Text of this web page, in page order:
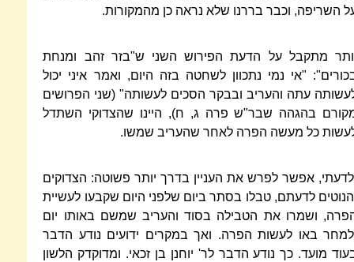
השריפה, וכבר בררנו שלא נראה כן מהמקורות.
מתקבל על הדעת הפירוש השני ש"בזר זהב ומנחת
"אי נמי נתכוון לשחטה בזה היום, ואמר איני יכול
עתה והעריב ובבקר הסכים לעשותה" (שני הפרושים
בהגהה שבר"ש פרה ג, ח), היינו שהצדוקי השתדל
כל מעשה הפרה לאחר שהעריב שמשו.
אפשר לפרש את העניין בדרך יותר פשוטה: הצדוקים
לדעתם, טבלו בסתר ביום שלפני היום שקבעו לעשיית
ושמרו את הטבילה בסוד והעריב שמשם באותו יום
באו לעשות הפרה. ואך במקרים ידועים נודע הדבר
מועד. כך נודע הדבר לר' יוחנן בן זכאי. ומדוקדק הלשון